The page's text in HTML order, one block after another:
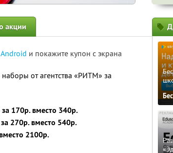
акции
Android и покажите купон с экрана
от агентства «РИТМ» за
за 170р. вместо 340р.
за 270р. вместо 540р.
2100р.